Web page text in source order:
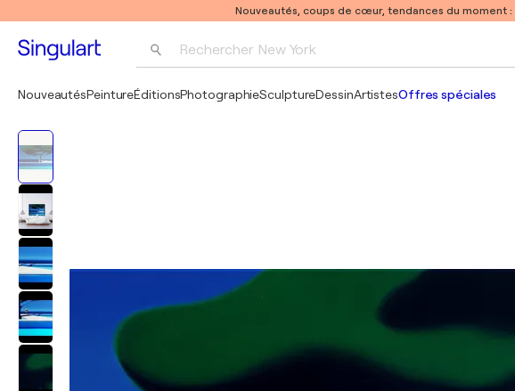
Nouveautés, coups de cœur, tendances du moment :
Rechercher New York
NouveautésPeintureÉditionsPhotographieSculptureDessinArtistesOffres spéciales